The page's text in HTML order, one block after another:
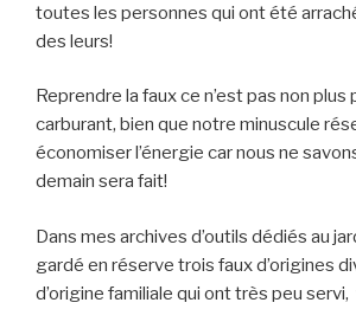
toutes les personnes qui ont été
des leurs!
Reprendre la faux ce n’est pas non plus
carburant, bien que notre minuscule
économiser l’énergie car nous ne
demain sera fait!
Dans mes archives d’outils dédiés au
gardé en réserve trois faux d’origines
d’origine familiale qui ont très peu